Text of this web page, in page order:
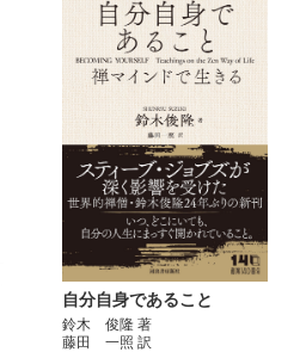
自分自身であること
鈴木 俊隆 著
藤田 一照 訳